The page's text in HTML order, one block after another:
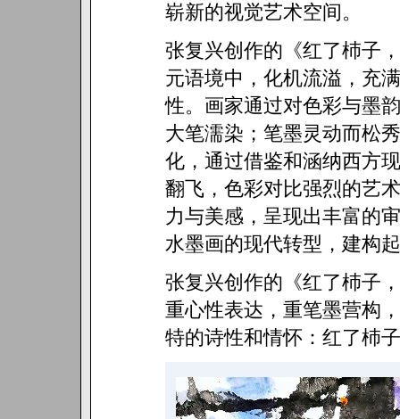
崭新的视觉艺术空间。
张复兴创作的《红了杮子
元语境中，化机流溢，充
性。画家通过对色彩与墨
大笔濡染；笔墨灵动而松
化，通过借鉴和涵纳西方
翻飞，色彩对比强烈的艺
力与美感，呈现出丰富的
水墨画的现代转型，建构
张复兴创作的《红了杮子
重心性表达，重笔墨营构
特的诗性和情怀：红了杮